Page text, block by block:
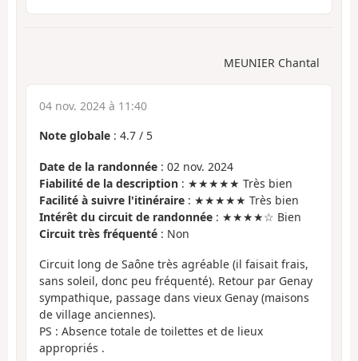
MEUNIER Chantal
04 nov. 2024 à 11:40
Note globale : 4.7 / 5
Date de la randonnée : 02 nov. 2024
Fiabilité de la description : ★★★★★ Très bien
Facilité à suivre l'itinéraire : ★★★★★ Très bien
Intérêt du circuit de randonnée : ★★★★☆ Bien
Circuit très fréquenté : Non
Circuit long de Saône très agréable (il faisait frais,
sans soleil, donc peu fréquenté). Retour par Genay
sympathique, passage dans vieux Genay (maisons
de village anciennes).
PS : Absence totale de toilettes et de lieux
appropriés .